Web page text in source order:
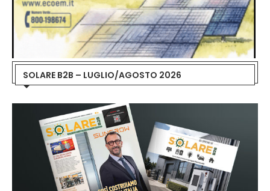
SOLARE B2B – LUGLIO/AGOSTO 2026